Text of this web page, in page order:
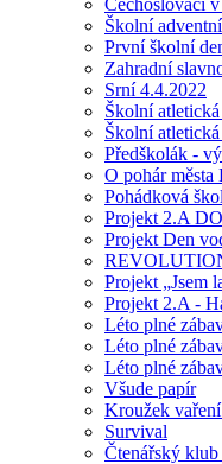
Školní
První školní
Zahradní
Srní 4.4.2022
Školní
Školní
Předškolák -
O pohár města
Pohádková
Projekt 2.A
Projekt Den
Projekt „Jsem
Projekt 2.A -
Léto plné
Léto plné
Léto plné
Všude papír
Kroužek
Survival
Čtenářský